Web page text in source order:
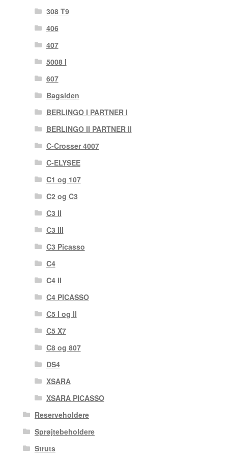
308 T9
406
407
5008 I
607
Bagsiden
BERLINGO I PARTNER I
BERLINGO II PARTNER II
C-Crosser 4007
C-ELYSEE
C1 og 107
C2 og C3
C3 II
C3 III
C3 Picasso
C4
C4 II
C4 PICASSO
C5 I og II
C5 X7
C8 og 807
DS4
XSARA
XSARA PICASSO
Reserveholdere
Sprøjtebeholdere
Struts